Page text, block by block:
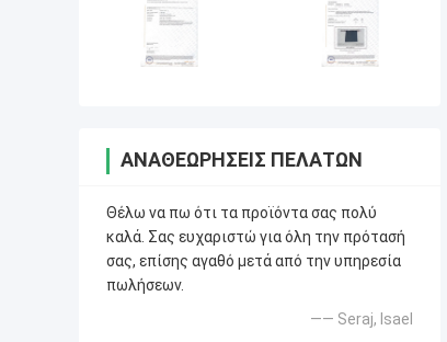
ΑΝΑΘΕΩΡΉΣΕΙΣ ΠΕΛΑΤΏΝ
Θέλω να πω ότι τα προϊόντα σας πολύ
καλά. Σας ευχαριστώ για όλη την πρότασή
σας, επίσης αγαθό μετά από την υπηρεσία
πωλήσεων.
—— Seraj, Isael